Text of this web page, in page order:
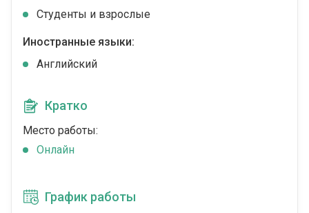
Студенты и взрослые
Иностранные языки:
Английский
Кратко
Место работы:
Онлайн
График работы